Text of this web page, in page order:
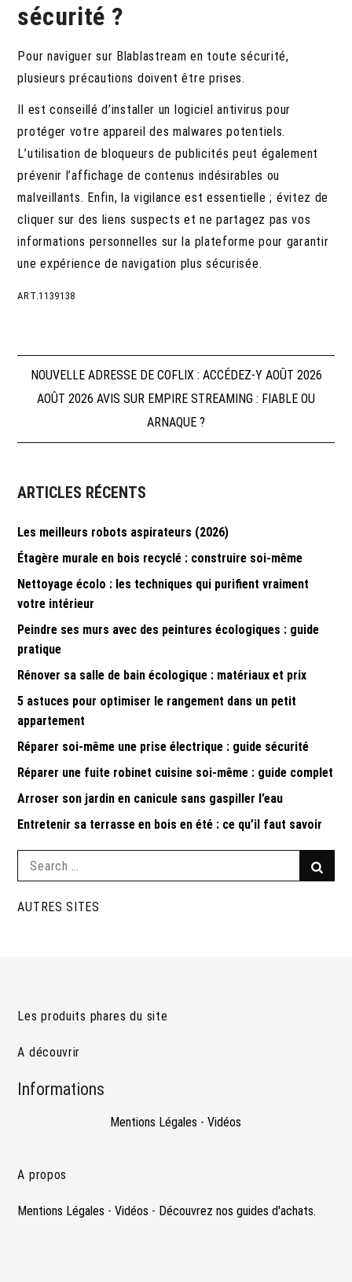
sécurité ?
Pour naviguer sur Blablastream en toute sécurité,
plusieurs précautions doivent être prises.
Il est conseillé d’installer un logiciel antivirus pour
protéger votre appareil des malwares potentiels.
L’utilisation de bloqueurs de publicités peut également
prévenir l’affichage de contenus indésirables ou
malveillants. Enfin, la vigilance est essentielle ; évitez de
cliquer sur des liens suspects et ne partagez pas vos
informations personnelles sur la plateforme pour garantir
une expérience de navigation plus sécurisée.
ART.1139138
Navigation
NOUVELLE ADRESSE DE COFLIX : ACCÉDEZ-Y AOÛT 2026
AOÛT 2026 AVIS SUR EMPIRE STREAMING : FIABLE OU
ARNAQUE ?
ARTICLES RÉCENTS
Les meilleurs robots aspirateurs (2026)
Étagère murale en bois recyclé : construire soi-même
Nettoyage écolo : les techniques qui purifient vraiment
votre intérieur
Peindre ses murs avec des peintures écologiques : guide
pratique
Rénover sa salle de bain écologique : matériaux et prix
5 astuces pour optimiser le rangement dans un petit
appartement
Réparer soi-même une prise électrique : guide sécurité
Réparer une fuite robinet cuisine soi-même : guide complet
Arroser son jardin en canicule sans gaspiller l’eau
Entretenir sa terrasse en bois en été : ce qu’il faut savoir
Search
AUTRES SITES
Les produits phares du site
A découvrir
Informations
Mentions Légales -Vidéos
A propos
Mentions Légales -Vidéos - Découvrez nos guides d'achats.